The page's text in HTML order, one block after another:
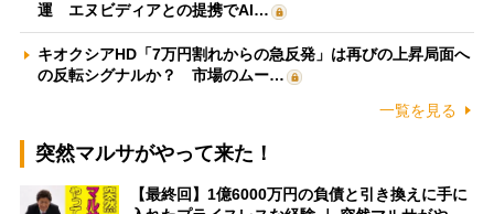
運 エヌビディアとの提携でAI…
キオクシアHD「7万円割れからの急反発」は再びの上昇局面へ
の反転シグナルか？ 市場のムー…
一覧を見る
突然マルサがやって来た！
【最終回】1億6000万円の負債と引き換えに手に